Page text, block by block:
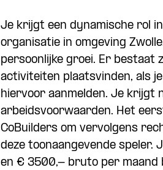
Je krijgt een dynamische rol
organisatie in omgeving
persoonlijke groei. Er bestaat
activiteiten plaatsvinden, als
hiervoor aanmelden. Je krijgt
arbeidsvoorwaarden. Het
CoBuilders om vervolgens
deze toonaangevende
en € 3500,- bruto per maand